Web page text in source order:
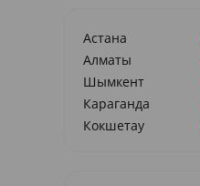
Астана
Алматы
Шымкент
Караганда
Кокшетау